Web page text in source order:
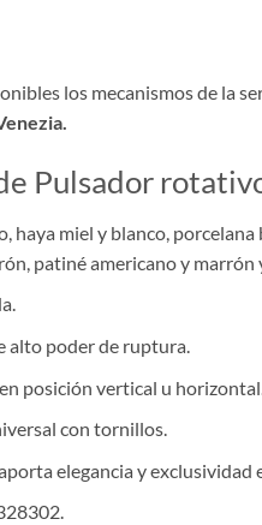
los mecanismos de la
Pulsador
haya miel y blanco,
patiné americano y
alto poder de ruptura.
posición vertical u horizontal.
con tornillos.
elegancia y exclusividad